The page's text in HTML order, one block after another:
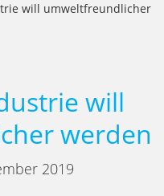
will umweltfreundlicher
will
werden
2019